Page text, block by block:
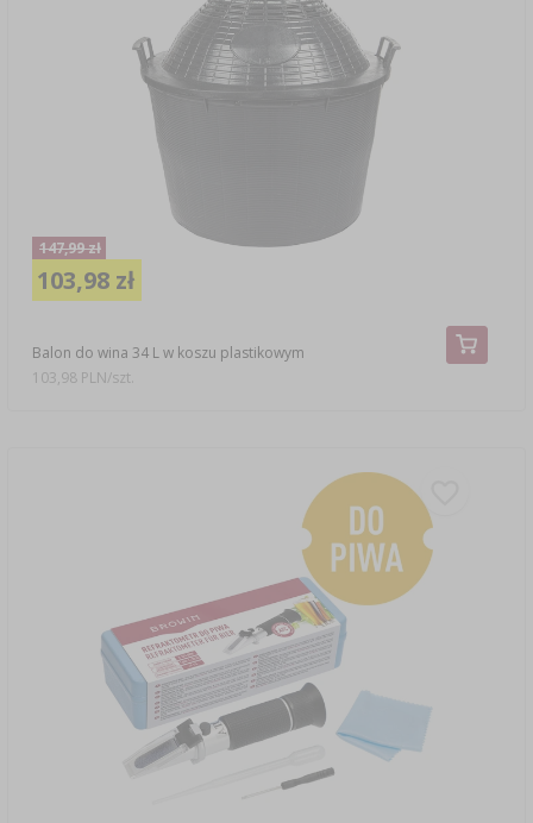
Balon do wina 34 L w koszu plastikowym
147,99 zł
103,98 zł
103,98 PLN/szt.